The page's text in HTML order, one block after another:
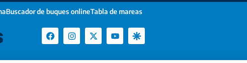
Buscador de buques onlineTabla de mareas